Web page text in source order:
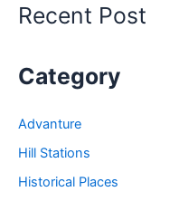
in
Recent Post
Category
Advanture
Hill Stations
Historical Places